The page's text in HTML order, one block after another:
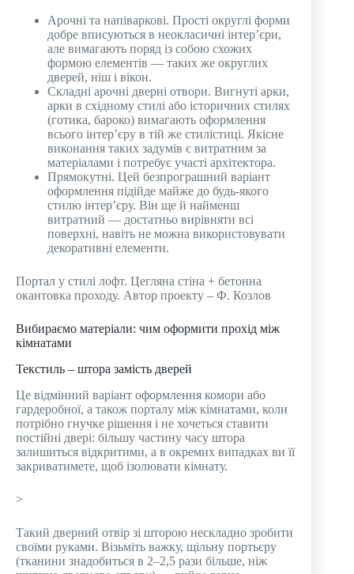
Арочні та напіваркові. Прості округлі форми
добре вписуються в неокласичні інтер’єри,
але вимагають поряд із собою схожих
формою елементів — таких же округлих
дверей, ніш і вікон.
Складні арочні дверні отвори. Вигнуті арки,
арки в східному стилі або історичних стилях
(готика, бароко) вимагають оформлення
всього інтер’єру в тій же стилістиці. Якісне
виконання таких задумів є витратним за
матеріалами і потребує участі архітектора.
Прямокутні. Цей безпрограшний варіант
оформлення підійде майже до будь-якого
стилю інтер’єру. Він ще й найменш
витратний — достатньо вирівняти всі
поверхні, навіть не можна використовувати
декоративні елементи.
Портал у стилі лофт. Цегляна стіна + бетонна
окантовка проходу. Автор проекту – Ф. Козлов
Вибираємо матеріали: чим оформити прохід між
кімнатами
Текстиль – штора замість дверей
Це відмінний варіант оформлення комори або
гардеробної, а також порталу між кімнатами, коли
потрібно гнучке рішення і не хочеться ставити
постійні двері: більшу частину часу штора
залишиться відкритими, а в окремих випадках ви її
закриватимете, щоб ізолювати кімнату.
>
Такий дверний отвір зі шторою нескладно зробити
своїми руками. Візьміть важку, щільну портьєру
(тканини знадобиться в 2–2,5 рази більше, ніж